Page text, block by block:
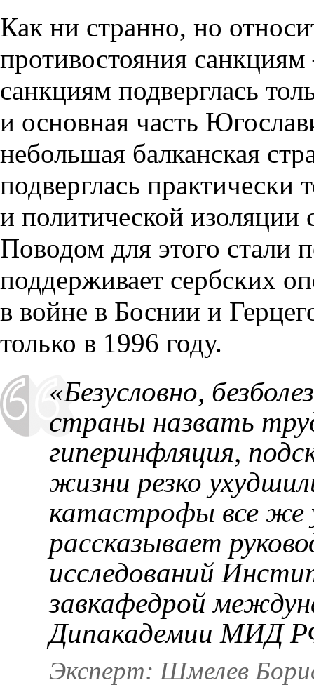
Как ни странно, но
противостояния
санкциям подверглась
и основная часть
небольшая балканская
подверглась практически
и политической
Поводом для этого стали
поддерживает сербских
в войне в Боснии и
только в 1996 году.
«Безусловно,
страны назвать
гиперинфляция,
жизни резко
катастрофы все же
рассказывает
исследований
завкафедрой
Дипакадемии МИД
Эксперт: Шмелев